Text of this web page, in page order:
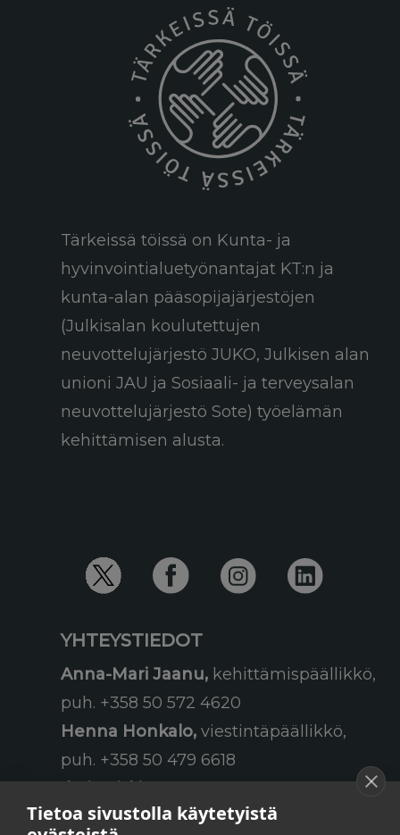
Tärkeissä töissä on Kunta- ja
hyvinvointialuetyönantajat KT:n ja
kunta-alan pääsopijajärjestöjen
(Julkisalan koulutettujen
neuvottelujärjestö JUKO, Julkisen alan
unioni JAU ja Sosiaali- ja terveysalan
neuvottelujärjestö Sote) työelämän
kehittämisen alusta.
YHTEYSTIEDOT
Anna-Mari Jaanu, kehittämispäällikkö,
puh. +358 50 572 4620
Henna Honkalo, viestintäpäällikkö,
puh. +358 50 479 6618
tapahtumakoordinaattori,
Tietoa sivustolla käytetyistä